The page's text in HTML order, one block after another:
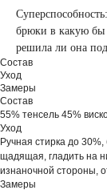
брюки в какую бы
решила ли она
Состав
Уход
Замеры
Состав
55% тенсель 45%
Уход
Ручная стирка до
щадящая, гладить на
изнаночной стороны,
Замеры